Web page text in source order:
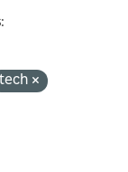
tech